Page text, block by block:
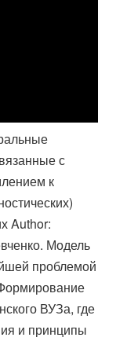
с
к
Author:
Модель
проблемой
ВУЗа, где
и принципы